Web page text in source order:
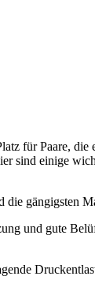
für Paare,
sind einige
gängigsten
und gute